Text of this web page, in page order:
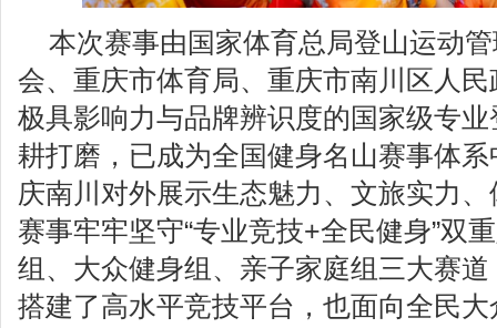
本次赛事由国家体育总局登山运动
会、重庆市体育局、重庆市南川区人
极具影响力与品牌辨识度的国家级专
耕打磨，已成为全国健身名山赛事体
庆南川对外展示生态魅力、文旅实力
赛事牢牢坚守“专业竞技+全民健身”双
组、大众健身组、亲子家庭组三大赛
搭建了高水平竞技平台，也面向全民